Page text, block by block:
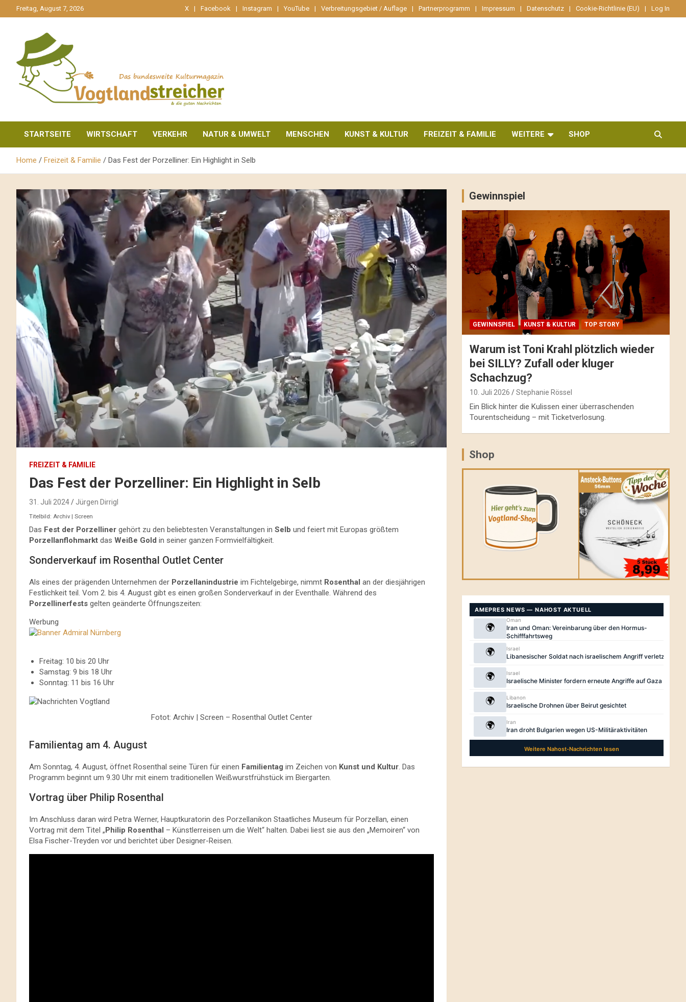
zum
Freitag, August 7, 2026 X Facebook Instagram YouTube Verbreitungsgebiet / Auflage Partnerprogramm Impressum Datenschutz Cookie-Richtlinie (EU) Log In
Vogtlandstreicher
STARTSEITE WIRTSCHAFT VERKEHR NATUR & UMWELT MENSCHEN KUNST & KULTUR FREIZEIT & FAMILIE WEITERE SHOP
Home Freizeit & Familie Das Fest der Porzelliner: Ein Highlight in Selb
FREIZEIT & FAMILIE
Das Fest der Porzelliner: Ein Highlight in Selb
31. Juli 2024 Jürgen Dirrigl
Titelbild: Archiv | Screen
Das Fest der Porzelliner gehört zu den beliebtesten Veranstaltungen in Selb und feiert mit Europas größtem
Porzellanflohmarkt das Weiße Gold in seiner ganzen Formvielfältigkeit.
Sonderverkauf im Rosenthal Outlet Center
Als eines der prägenden Unternehmen der Porzellanindustrie im Fichtelgebirge, nimmt Rosenthal an der diesjährigen
Festlichkeit teil. Vom 2. bis 4. August gibt es einen großen Sonderverkauf in der Eventhalle. Während des
Porzellinerfests gelten geänderte Öffnungszeiten:
Werbung
Freitag: 10 bis 20 Uhr
Samstag: 9 bis 18 Uhr
Sonntag: 11 bis 16 Uhr
Fotot: Archiv | Screen – Rosenthal Outlet Center
Familientag am 4. August
Am Sonntag, 4. August, öffnet Rosenthal seine Türen für einen Familientag im Zeichen von Kunst und Kultur . Das
Programm beginnt um 9.30 Uhr mit einem traditionellen Weißwurstfrühstück im Biergarten.
Vortrag über Philip Rosenthal
Im Anschluss daran wird Petra Werner, Hauptkuratorin des Porzellanikon Staatliches Museum für Porzellan, einen
Vortrag mit dem Titel „Philip Rosenthal – Künstlerreisen um die Welt“ halten. Dabei liest sie aus den „Memoiren“ von
Elsa Fischer-Treyden vor und berichtet über Designer-Reisen.
Gewinnspiel
GEWINNSPIEL KUNST & KULTUR TOP STORY
Warum ist Toni Krahl plötzlich wieder
bei SILLY? Zufall oder kluger
Schachzug?
10. Juli 2026 Stephanie Rössel
Ein Blick hinter die Kulissen einer überraschenden
Tourentscheidung – mit Ticketverlosung.
Shop